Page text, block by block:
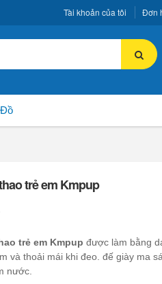
Tài khoản của tôi Đơn
trẻ em Kmpup
trẻ em Kmpup được làm bằng
và thoải mái khi đeo. đế giày ma
nước.